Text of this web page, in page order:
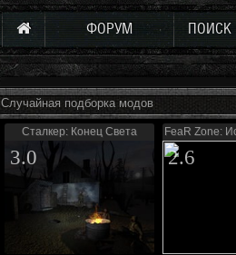
ФОРУМ ПОИСК
Случайная подборка модов
Сталкер: Конец Света
3.0
FeaR Zone:
2.6